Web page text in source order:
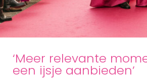
‘Meer relevante
een ijsje aanbieden’